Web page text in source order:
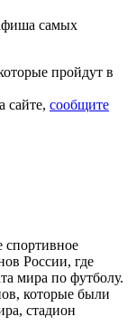
самых
пройдут в
сайте, сообщите
спортивное
России, где
мира по футболу.
которые были
стадион